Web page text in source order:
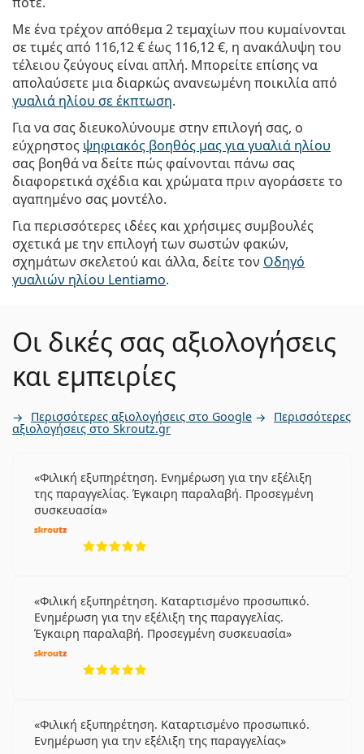
Με ένα τρέχον απόθεμα 2 τεμαχίων που κυμαίνονται
σε τιμές από 116,12 €έως 116,12 €, η ανακάλυψη του
τέλειου ζεύγους είναι απλή. Μπορείτε επίσης να
απολαύσετε μια διαρκώς ανανεωμένη ποικιλία από
γυαλιά ηλίου σε έκπτωση.
Για να σας διευκολύνουμε στην επιλογή σας, ο
εύχρηστος ψηφιακός βοηθός μας για γυαλιά ηλίου
σας βοηθά να δείτε πώς φαίνονται πάνω σας
διαφορετικά σχέδια και χρώματα πριν αγοράσετε το
αγαπημένο σας μοντέλο.
Για περισσότερες ιδέες και χρήσιμες συμβουλές
σχετικά με την επιλογή των σωστών φακών,
σχημάτων σκελετού και άλλα, δείτε τον Οδηγό
γυαλιών ηλίου Lentiamo.
Οι δικές σας αξιολογήσεις
και εμπειρίες
Περισσότερες αξιολογήσεις στο Google Περισσότερες
αξιολογήσεις στο Skroutz.gr
Φιλική εξυπηρέτηση. Ενημέρωση για την εξέλιξη
της παραγγελίας. Έγκαιρη παραλαβή. Προσεγμένη
συσκευασία
Φιλική εξυπηρέτηση. Καταρτισμένο προσωπικό.
Ενημέρωση για την εξέλιξη της παραγγελίας.
Έγκαιρη παραλαβή. Προσεγμένη συσκευασία
Φιλική εξυπηρέτηση. Καταρτισμένο προσωπικό.
Ενημέρωση για την εξέλιξη της παραγγελίας